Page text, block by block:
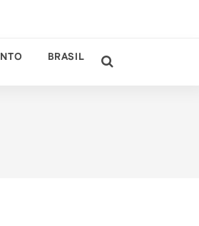
BRASIL